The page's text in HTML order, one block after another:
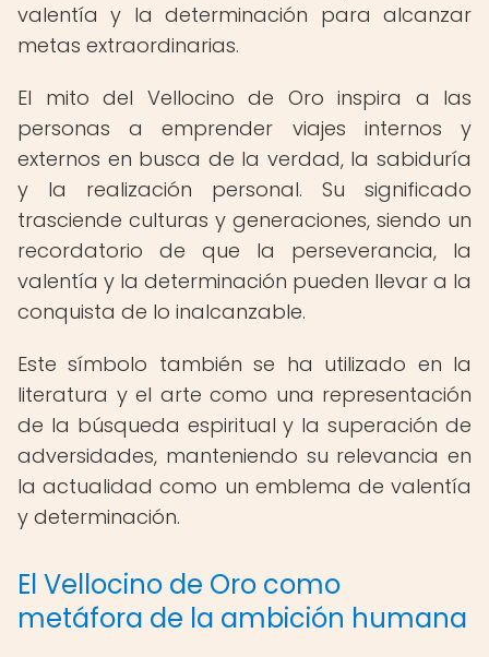
valentía y la determinación para alcanzar
metas extraordinarias.
El mito del Vellocino de Oro inspira a las
personas a emprender viajes internos y
externos en busca de la verdad, la sabiduría
y la realización personal. Su significado
trasciende culturas y generaciones, siendo un
recordatorio de que la perseverancia, la
valentía y la determinación pueden llevar a la
conquista de lo inalcanzable.
Este símbolo también se ha utilizado en la
literatura y el arte como una representación
de la búsqueda espiritual y la superación de
adversidades, manteniendo su relevancia en
la actualidad como un emblema de valentía
y determinación.
El Vellocino de Oro como
metáfora de la ambición humana